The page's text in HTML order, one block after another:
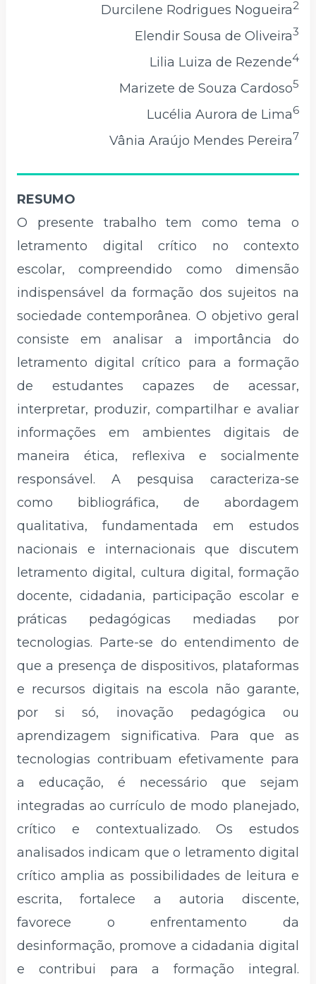
Durcilene Rodrigues Nogueira2
Elendir Sousa de Oliveira3
Lilia Luiza de Rezende4
Marizete de Souza Cardoso5
Lucélia Aurora de Lima6
Vânia Araújo Mendes Pereira7
RESUMO
O presente trabalho tem como tema o
letramento digital crítico no contexto
escolar, compreendido como dimensão
indispensável da formação dos sujeitos na
sociedade contemporânea. O objetivo geral
consiste em analisar a importância do
letramento digital crítico para a formação
de estudantes capazes de acessar,
interpretar, produzir, compartilhar e avaliar
informações em ambientes digitais de
maneira ética, reflexiva e socialmente
responsável. A pesquisa caracteriza-se
como bibliográfica, de abordagem
qualitativa, fundamentada em estudos
nacionais e internacionais que discutem
letramento digital, cultura digital, formação
docente, cidadania, participação escolar e
práticas pedagógicas mediadas por
tecnologias. Parte-se do entendimento de
que a presença de dispositivos, plataformas
e recursos digitais na escola não garante,
por si só, inovação pedagógica ou
aprendizagem significativa. Para que as
tecnologias contribuam efetivamente para
a educação, é necessário que sejam
integradas ao currículo de modo planejado,
crítico e contextualizado. Os estudos
analisados indicam que o letramento digital
crítico amplia as possibilidades de leitura e
escrita, fortalece a autoria discente,
favorece o enfrentamento da
desinformação, promove a cidadania digital
e contribui para a formação integral.